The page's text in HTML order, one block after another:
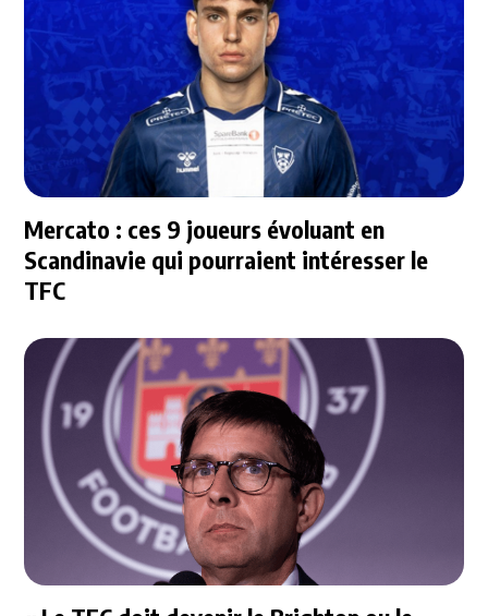
Mercato : ces 9 joueurs évoluant en
Scandinavie qui pourraient intéresser le
TFC